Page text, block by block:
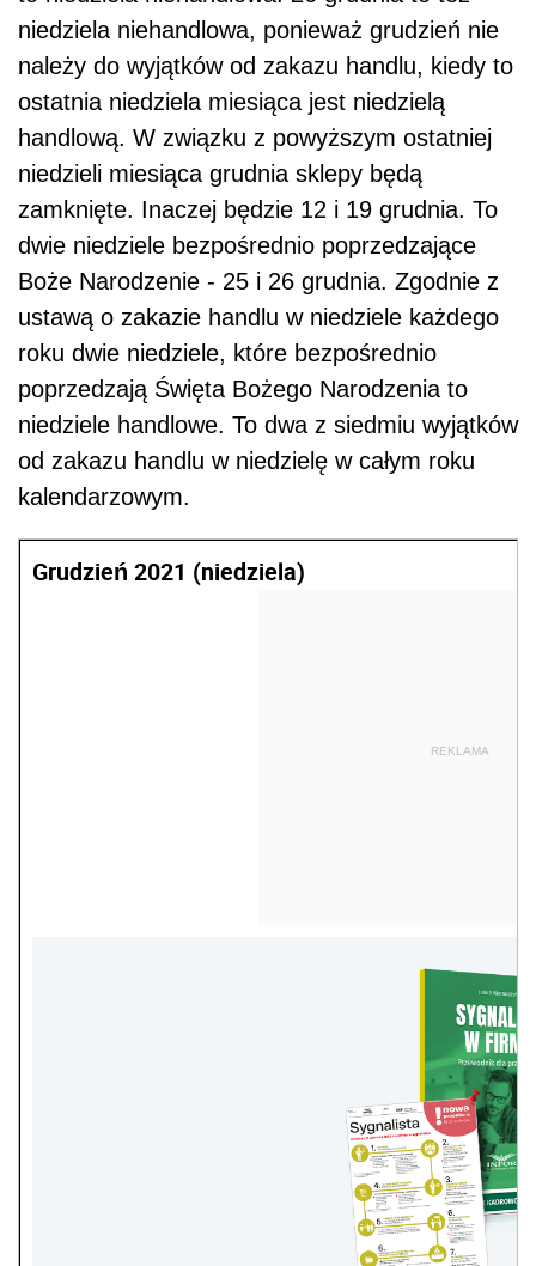
niedziela niehandlowa, ponieważ grudzień nie
należy do wyjątków od zakazu handlu, kiedy to
ostatnia niedziela miesiąca jest niedzielą
handlową. W związku z powyższym ostatniej
niedzieli miesiąca grudnia sklepy będą
zamknięte. Inaczej będzie 12 i 19 grudnia. To
dwie niedziele bezpośrednio poprzedzające
Boże Narodzenie - 25 i 26 grudnia. Zgodnie z
ustawą o zakazie handlu w niedziele każdego
roku dwie niedziele, które bezpośrednio
poprzedzają Święta Bożego Narodzenia to
niedziele handlowe. To dwa z siedmiu wyjątków
od zakazu handlu w niedzielę w całym roku
kalendarzowym.
Grudzień 2021 (niedziela)
REKLAMA